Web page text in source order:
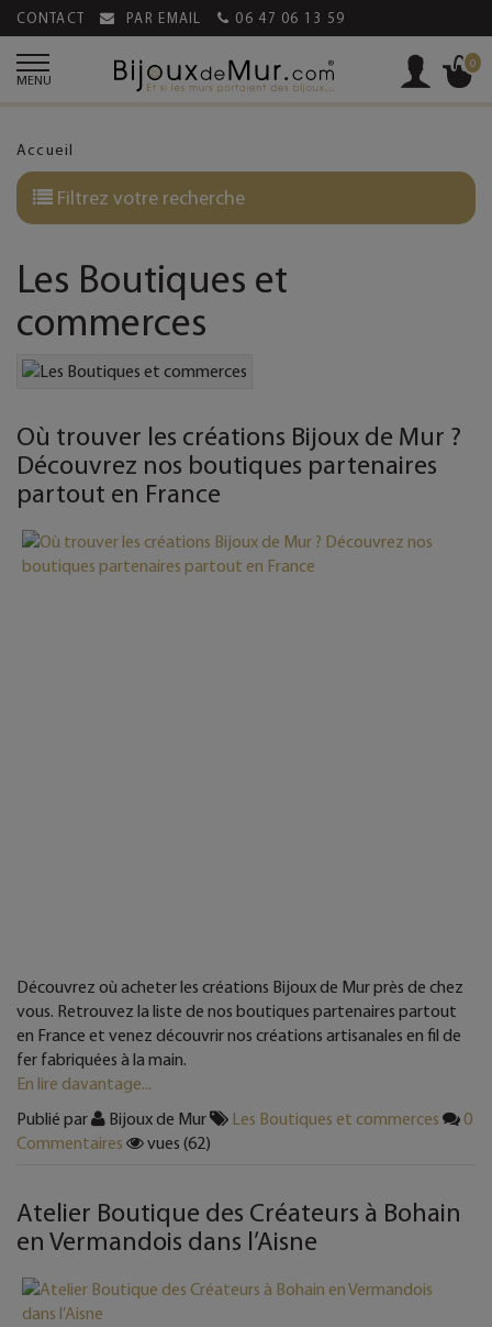
CONTACT PAR EMAIL 06 47 06 13 59
MENU
0
Accueil
Filtrez votre recherche
Les Boutiques et
commerces
Où trouver les créations Bijoux de Mur ?
Découvrez nos boutiques partenaires
partout en France
Découvrez où acheter les créations Bijoux de Mur près de chez
vous. Retrouvez la liste de nos boutiques partenaires partout
en France et venez découvrir nos créations artisanales en fil de
fer fabriquées à la main.
En lire davantage...
Publié par
Bijoux de Mur Les Boutiques et commerces
0
Commentaires
vues (62)
Atelier Boutique des Créateurs à Bohain
en Vermandois dans l’Aisne